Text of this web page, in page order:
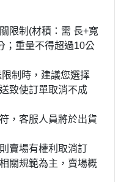
限制(材積：需 長+寬
重量不得超過10公
制時，建議您選擇
致使訂單取消不成
，客服人員將於出貨
賣場有權利取消訂
關規範為主，賣場概